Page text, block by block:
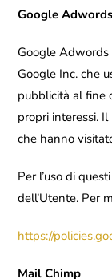
Google
Google Adwords
Google Inc. che
pubblicità al fine
propri interessi.
che hanno
Per l’uso di
dell’Utente. Per
https://
Mail Chimp